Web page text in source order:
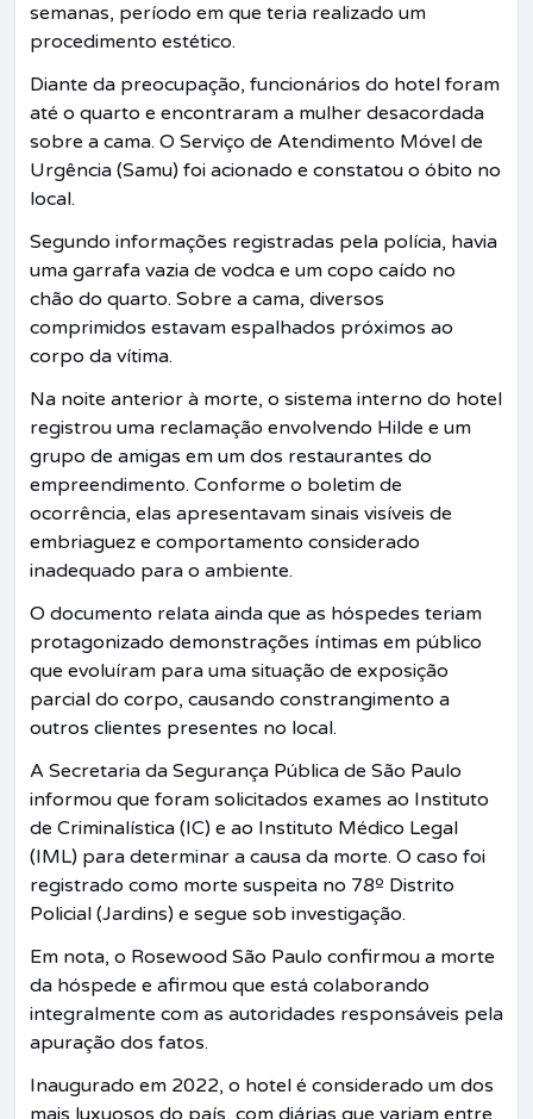
semanas, período em que teria realizado um
procedimento estético.
Diante da preocupação, funcionários do hotel foram
até o quarto e encontraram a mulher desacordada
sobre a cama. O Serviço de Atendimento Móvel de
Urgência (Samu) foi acionado e constatou o óbito no
local.
Segundo informações registradas pela polícia, havia
uma garrafa vazia de vodca e um copo caído no
chão do quarto. Sobre a cama, diversos
comprimidos estavam espalhados próximos ao
corpo da vítima.
Na noite anterior à morte, o sistema interno do hotel
registrou uma reclamação envolvendo Hilde e um
grupo de amigas em um dos restaurantes do
empreendimento. Conforme o boletim de
ocorrência, elas apresentavam sinais visíveis de
embriaguez e comportamento considerado
inadequado para o ambiente.
O documento relata ainda que as hóspedes teriam
protagonizado demonstrações íntimas em público
que evoluíram para uma situação de exposição
parcial do corpo, causando constrangimento a
outros clientes presentes no local.
A Secretaria da Segurança Pública de São Paulo
informou que foram solicitados exames ao Instituto
de Criminalística (IC) e ao Instituto Médico Legal
(IML) para determinar a causa da morte. O caso foi
registrado como morte suspeita no 78º Distrito
Policial (Jardins) e segue sob investigação.
Em nota, o Rosewood São Paulo confirmou a morte
da hóspede e afirmou que está colaborando
integralmente com as autoridades responsáveis pela
apuração dos fatos.
Inaugurado em 2022, o hotel é considerado um dos
mais luxuosos do país, com diárias que variam entre